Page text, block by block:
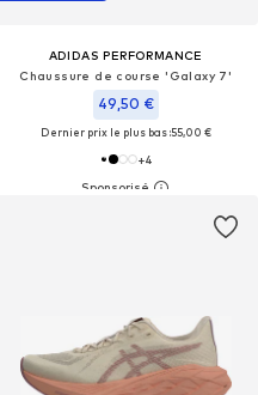
ADIDAS PERFORMANCE
Chaussure de course 'Galaxy 7'
49,50 €
Dernier prix le plus bas :55,00 €
+4